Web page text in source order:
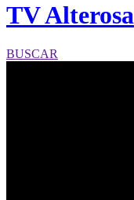
TV Alterosa
BUSCAR